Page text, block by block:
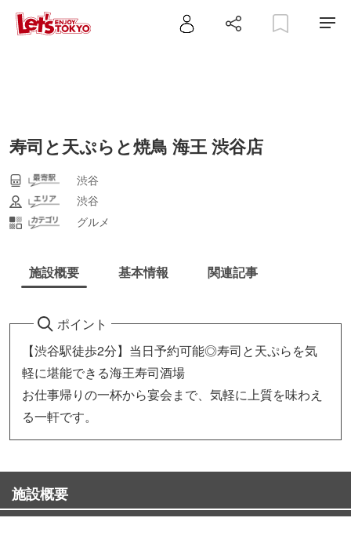
寿司と天ぷらと焼鳥 海王 渋谷店
渋谷
渋谷
グルメ
施設概要 基本情報 関連記事
ポイント
【渋谷駅徒歩2分】当日予約可能◎寿司と天ぷらを気
軽に堪能できる海王寿司酒場
お仕事帰りの一杯から宴会まで、気軽に上質を味わえ
る一軒です。
施設概要